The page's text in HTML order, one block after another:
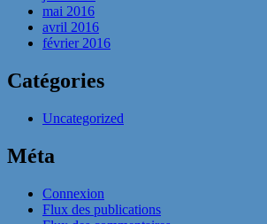
mai 2016
avril 2016
février 2016
Catégories
Uncategorized
Méta
Connexion
Flux des publications